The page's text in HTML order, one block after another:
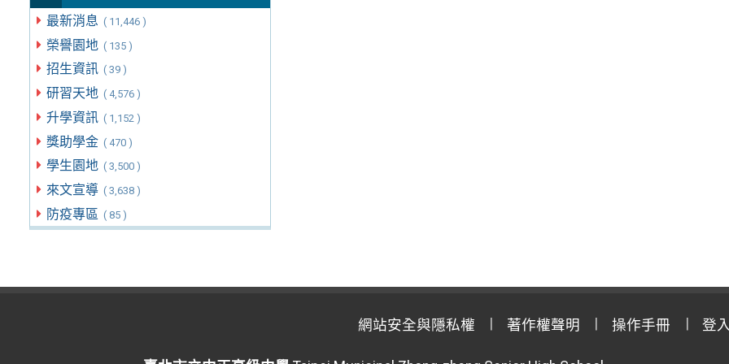
最新消息 ( 11,446 )
榮譽園地 ( 135 )
招生資訊 ( 39 )
研習天地 ( 4,576 )
升學資訊 ( 1,152 )
獎助學金 ( 470 )
學生園地 ( 3,500 )
來文宣導 ( 3,638 )
防疫專區 ( 85 )
網站安全與隱私權 著作權聲明 操作手冊 登